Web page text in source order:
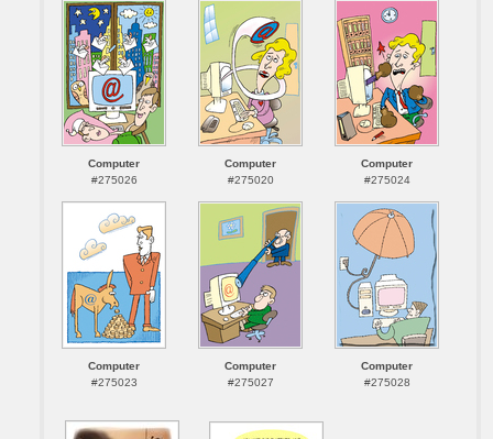
Computer
#275026
Computer
#275020
Computer
#275024
Computer
#275023
Computer
#275027
Computer
#275028